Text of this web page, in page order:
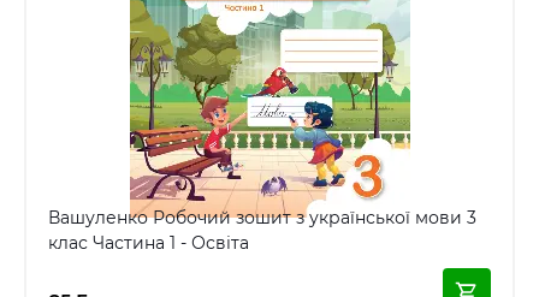
Вашуленко Робочий зошит з української мови 3
клас Частина 1 - Освіта